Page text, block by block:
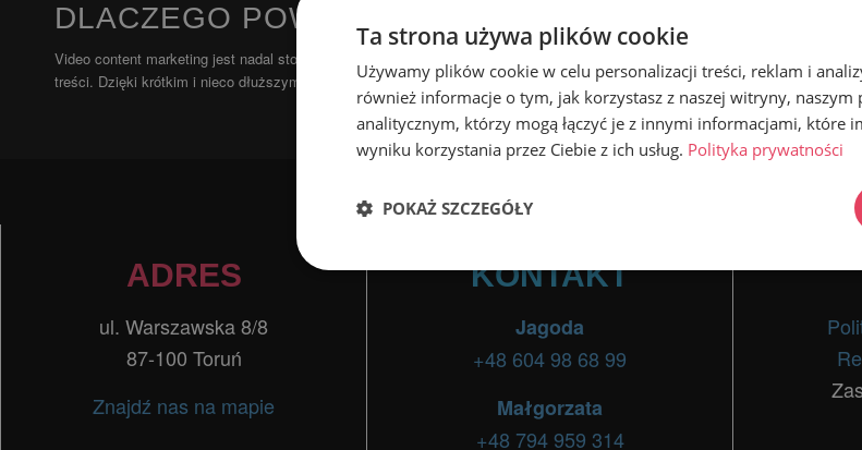
DLACZEGO POWINIENEŚ SIĘ ZDECYDOWAĆ NA
Video content marketing jest nadal stosunkowo młodą formą reklamy. Warto w niego zainwestować chociażby z tego
treści. Dzięki krótkim i nieco dłuższym filmikom możesz zbudować świadomość swojej marki. Zyskujesz także w oczach
ADRES
ul. Warszawska 8/8
87-100 Toruń
Znajdź nas na mapie
KONTAKT
Jagoda
+48 604 98 68 99
Małgorzata
+48 794 959 314
Ta strona używa plików cookie
Używamy plików cookie w celu personalizacji treści, reklam i
również informacje o tym, jak korzystasz z naszej witryny,
analitycznym, którzy mogą łączyć je z innymi informacjami, które
wyniku korzystania przez Ciebie z ich usług. Polityka prywatności
POKAŻ SZCZEGÓŁY
Niezbędne Wydajność Targetowanie